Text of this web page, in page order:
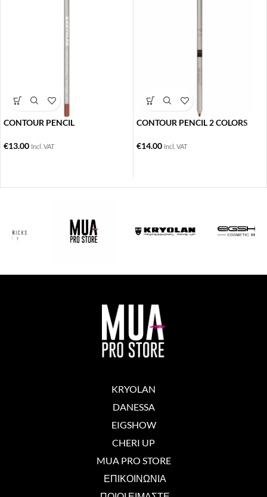
CONTOUR PENCIL
€13.00 Incl. VAT
CONTOUR PENCIL 2 COLORS
€14.00 Incl. VAT
KRYOLAN
DANESSA
EIGSHOW
CHERI UP
MUA PRO STORE
ΕΠΙΚΟΙΝΩΝΙΑ